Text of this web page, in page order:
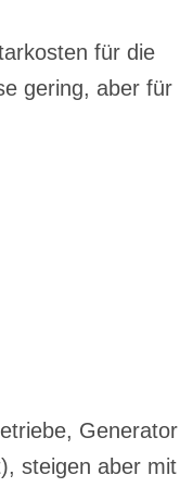
für die
gering, aber für
Generator
steigen aber mit